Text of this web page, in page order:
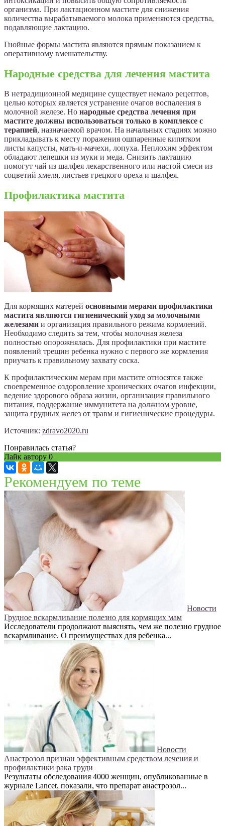
организма. При лактационном мастите для снижения
количества вырабатываемого молока применяются средства,
подавляющие лактацию.
Гнойные формы мастита являются прямым показанием к
оперативному вмешательству.
Народные средства для лечения мастита
В нетрадиционной медицине существует немало рецептов,
целью которых является устранение очагов воспаления в
молочной железе. Но народные средства лечения при
мастите должны использоваться только в комплексе с
терапией, назначаемой врачом. На начальных стадиях можно
прикладывать к месту поражения ошпаренные кипятком
листы капусты, мать-и-мачехи, лопуха. Неплохим эффектом
обладают лепешки из муки и меда. Снизить лактацию
помогут чай из шалфея лекарственного или настой смеси из
соцветий хмеля, листьев грецкого ореха и шалфея.
Профилактика мастита
Для кормящих матерей основными мерами профилактики
мастита являются гигиенический уход за молочными
железами и организация правильного режима кормлений.
Необходимо следить за тем, чтобы молочная железа
полностью опорожнялась. Для профилактики при мастите
появлений трещин ребенка нужно с первого же кормления
приучать к правильному захвату соска.
К профилактическим мерам при мастите относятся также
своевременное оздоровление хронических очагов инфекции,
ведение здорового образа жизни, организация правильного
питания, поддержание иммунитета на должном уровне,
защита грудных желез от травм и гигиенические процедуры.
Источник: zdravo2020.ru
Понравилась статья?
Лайк автору 0
Рекомендуем по теме
Новости
Грудное вскармливание полезно для кормящих мам
Исследователи продолжают выяснять, чем же полезно грудное
вскармливание. О преимуществах для ребенка...
Новости
Анастрозол признан эффективным средством лечения и
профилактики рака груди
Результаты обследования 4000 женщин, опубликованные в
журнале Lancet, показали, что препарат анастрозол...